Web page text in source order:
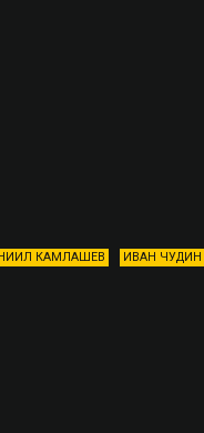
КАМЛАШЕВ ИВАН ЧУДИН